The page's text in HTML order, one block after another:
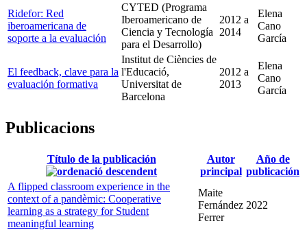
Ridefor: Red
iberoamericana de
soporte a la evaluación
CYTED (Programa
Iberoamericano de
Ciencia y Tecnología
para el Desarrollo)
2012 a
2014
Elena
Cano
García
El feedback, clave para la
evaluación formativa
Institut de Ciències de
l'Educació,
Universitat de
Barcelona
2012 a
2013
Elena
Cano
García
Publicacions
Título de la publicación
Autor
principal
Año de
publicación
A flipped classroom experience in the
context of a pandèmic: Cooperative
learning as a strategy for Student
meaningful learning
Maite
Fernández
Ferrer
2022